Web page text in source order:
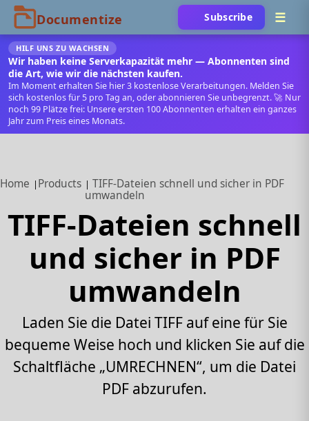
Subscribe
HILF UNS ZU WACHSEN
Wir haben keine Serverkapazität mehr — Abonnenten sind
die Art, wie wir die nächsten kaufen.
Im Moment erhalten Sie hier 3 kostenlose Verarbeitungen. Melden Sie
sich kostenlos für 5 pro Tag an, oder abonnieren Sie unbegrenzt. 🚀 Nur
noch 99 Plätze frei: Unsere ersten 100 Abonnenten erhalten ein ganzes
Jahr zum Preis eines Monats.
Home Products
TIFF‑Dateien schnell und sicher in PDF
umwandeln
TIFF‑Dateien schnell
und sicher in PDF
umwandeln
Laden Sie die Datei TIFF auf eine für Sie
bequeme Weise hoch und klicken Sie auf die
Schaltfläche „UMRECHNEN“, um die Datei
PDF abzurufen.